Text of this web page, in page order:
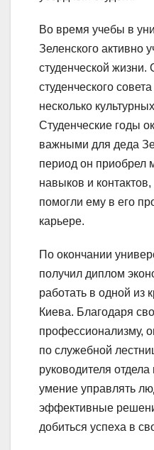
Во время учебы в
Зеленского активно
студенческой
студенческого
несколько
Студенческие годы
важными для деда
период он приобрел
навыков и
помогли ему в его
карьере.
По окончании
получил диплом
работать в одной из
Киева. Благодаря
профессионализму,
по служебной
руководителя
умение управлять
эффективные
добиться успеха в